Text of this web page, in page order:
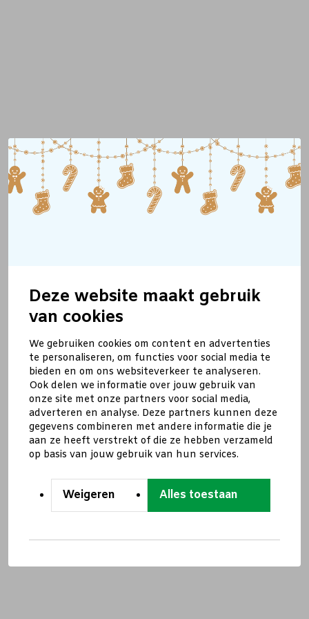
Deze website maakt gebruik
van cookies
We gebruiken cookies om content en advertenties
te personaliseren, om functies voor social media te
bieden en om ons websiteverkeer te analyseren.
Ook delen we informatie over jouw gebruik van
onze site met onze partners voor social media,
adverteren en analyse. Deze partners kunnen deze
gegevens combineren met andere informatie die je
aan ze heeft verstrekt of die ze hebben verzameld
op basis van jouw gebruik van hun services.
Weigeren Alles toestaan